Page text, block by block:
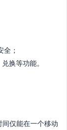
；
换等功能。
仅能在一个移动